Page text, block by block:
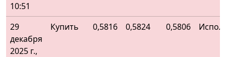
10:51
29
декабря
2025 г.,
Купить 0,5816 0,5824 0,5806